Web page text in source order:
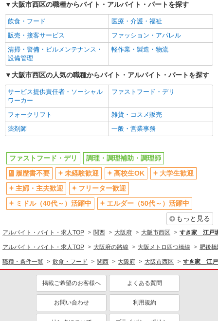
主婦・主夫歓迎
フリーター歓迎
ミドル（40代～）活躍中
エルダー（50代～）活躍中
シニア（60代～）活躍中
週2～3日勤務OK
短時間勤務（1日4h以内）OK
深夜
扶養内勤務OK
交通費支給
社会保険あり
まかない・食事補助
社割・特典あり
制服貸与
研修制度あり
社員登用あり
同じ職種から求人を探す
ファストフード・デリ
調理・調理補助・調理師
同じ特徴から求人を探す
未経験歓迎
高校生OK
大学生歓迎
ミドル（40代～）活躍中
短時間勤務（1日4h以内）OK
深夜
扶養内勤務OK
交通費支給
社会保険あり
まかない・食事補助
社員登用あり
大阪市西区の職種からバイト・アルバイト・パートを探す
飲食・フード
医療・介護・福祉
販売・接客サービス
ファッション・アパレル
清掃・警備・ビルメンテナンス・
設備管理
軽作業・製造・物流
大阪市西区の人気の職種からバイト・アルバイト・パートを探す
サービス提供責任者・ソーシャル
ワーカー
ファストフード・デリ
フォークリフト
雑貨・コスメ販売
薬剤師
一般・営業事務
ファストフード・デリ
調理・調理補助・調理師
履歴書不要
未経験歓迎 高校生OK
大学生歓迎
主婦・主夫歓迎
フリーター歓迎
ミドル（40代～）活躍中
エルダー（50代～）活躍中
もっと見る
アルバイト・バイト・求人TOP 関西 大阪府 大阪市西区 すき家 江戸
アルバイト・バイト・求人TOP 大阪府の路線 大阪メトロ四つ橋線 肥後
職種・条件一覧 飲食・フード 関西 大阪府 大阪市西区 すき家 江戸
掲載ご希望のお客様へ よくある質問
お問い合わせ 利用規約